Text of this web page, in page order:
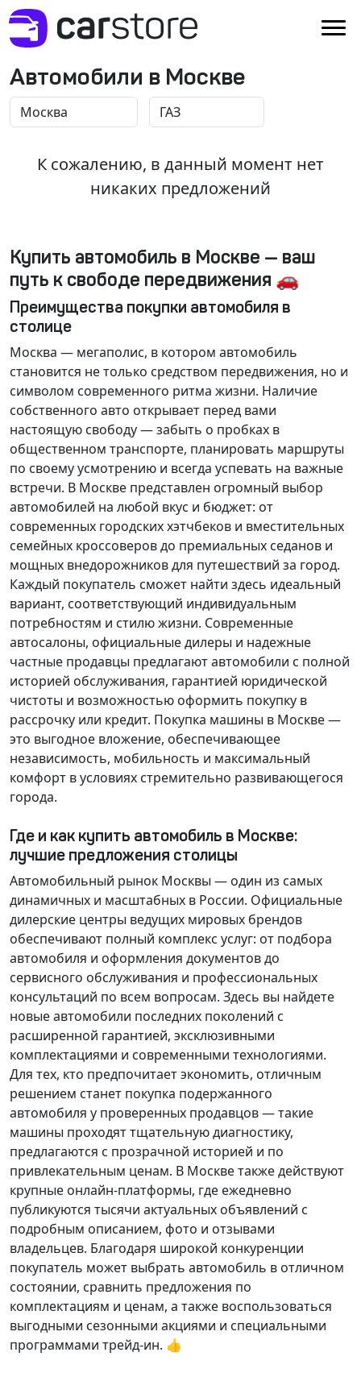
Автомобили в Москве
К сожалению, в данный момент нет
никаких предложений
Купить автомобиль в Москве — ваш
путь к свободе передвижения 🚗
Преимущества покупки автомобиля в
столице
Москва — мегаполис, в котором автомобиль
становится не только средством передвижения, но и
символом современного ритма жизни. Наличие
собственного авто открывает перед вами
настоящую свободу — забыть о пробках в
общественном транспорте, планировать маршруты
по своему усмотрению и всегда успевать на важные
встречи. В Москве представлен огромный выбор
автомобилей на любой вкус и бюджет: от
современных городских хэтчбеков и вместительных
семейных кроссоверов до премиальных седанов и
мощных внедорожников для путешествий за город.
Каждый покупатель сможет найти здесь идеальный
вариант, соответствующий индивидуальным
потребностям и стилю жизни. Современные
автосалоны, официальные дилеры и надежные
частные продавцы предлагают автомобили с полной
историей обслуживания, гарантией юридической
чистоты и возможностью оформить покупку в
рассрочку или кредит. Покупка машины в Москве —
это выгодное вложение, обеспечивающее
независимость, мобильность и максимальный
комфорт в условиях стремительно развивающегося
города.
Где и как купить автомобиль в Москве:
лучшие предложения столицы
Автомобильный рынок Москвы — один из самых
динамичных и масштабных в России. Официальные
дилерские центры ведущих мировых брендов
обеспечивают полный комплекс услуг: от подбора
автомобиля и оформления документов до
сервисного обслуживания и профессиональных
консультаций по всем вопросам. Здесь вы найдете
новые автомобили последних поколений с
расширенной гарантией, эксклюзивными
комплектациями и современными технологиями.
Для тех, кто предпочитает экономить, отличным
решением станет покупка подержанного
автомобиля у проверенных продавцов — такие
машины проходят тщательную диагностику,
предлагаются с прозрачной историей и по
привлекательным ценам. В Москве также действуют
крупные онлайн-платформы, где ежедневно
публикуются тысячи актуальных объявлений с
подробным описанием, фото и отзывами
владельцев. Благодаря широкой конкуренции
покупатель может выбрать автомобиль в отличном
состоянии, сравнить предложения по
комплектациям и ценам, а также воспользоваться
выгодными сезонными акциями и специальными
программами трейд-ин. 👍